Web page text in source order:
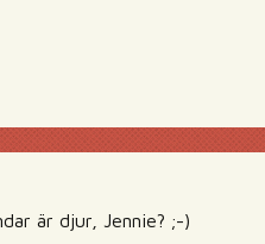
är djur, Jennie? ;-)